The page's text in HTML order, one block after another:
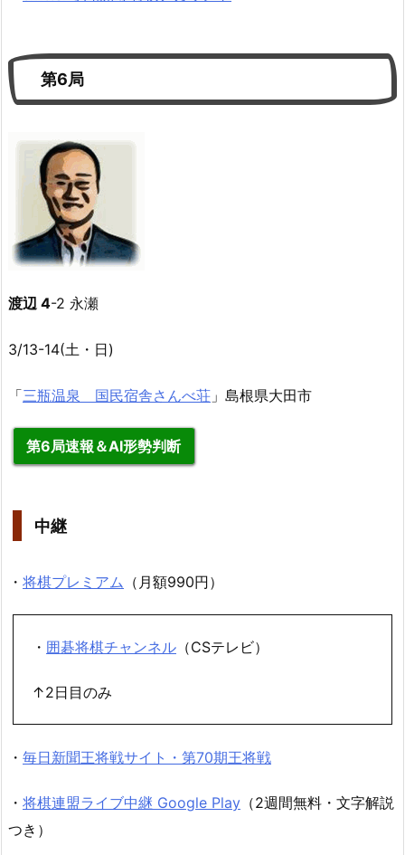
第6局
渡辺 4-2 永瀬
3/13-14(土・日)
「三瓶温泉 国民宿舎さんべ荘 」島根県大田市
第6局速報＆AI形勢判断
中継
・ 将棋プレミアム （月額990円）
・ 囲碁将棋チャンネル （CSテレビ）
↑2日目のみ
・ 毎日新聞王将戦サイト・第70期王将戦
・ 将棋連盟ライブ中継 Google Play （2週間無料・文字解説
つき）